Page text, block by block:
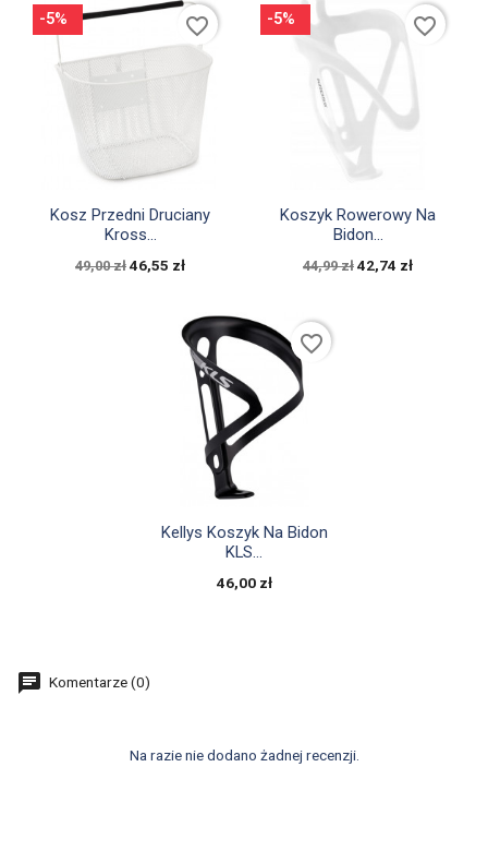
 Szybki podgląd
Kosz Przedni Druciany
Kross...
49,00 zł 46,55 zł
-5% favorite_border
Szybki podgląd
Koszyk Rowerowy Na
Bidon...
44,99 zł 42,74 zł
-5% favorite_border
 Szybki podgląd
Kellys Koszyk Na Bidon
KLS...
46,00 zł
favorite_border
Komentarze (0)
Na razie nie dodano żadnej recenzji.